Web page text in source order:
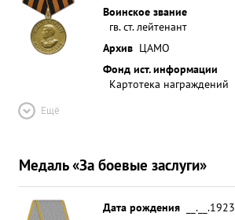
Воинское звание
гв. ст. лейтенант
Архив ЦАМО
Фонд ист. информации
Картотека награждений
Ещё
Медаль «За боевые заслуги»
Дата рождения
__.__.1923